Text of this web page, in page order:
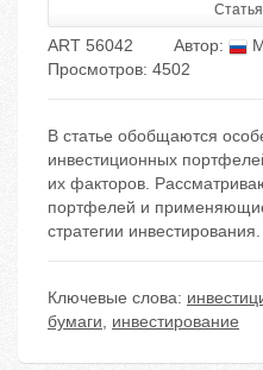
ART 56042 Автор:
Просмотров: 4502
В статье обобщаются
инвестиционных
их факторов.
портфелей и
стратегии инвестирования.
Ключевые слова:
бумаги, инвестирование